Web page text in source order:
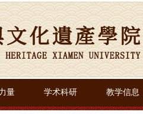
量 学术科研 教学信息